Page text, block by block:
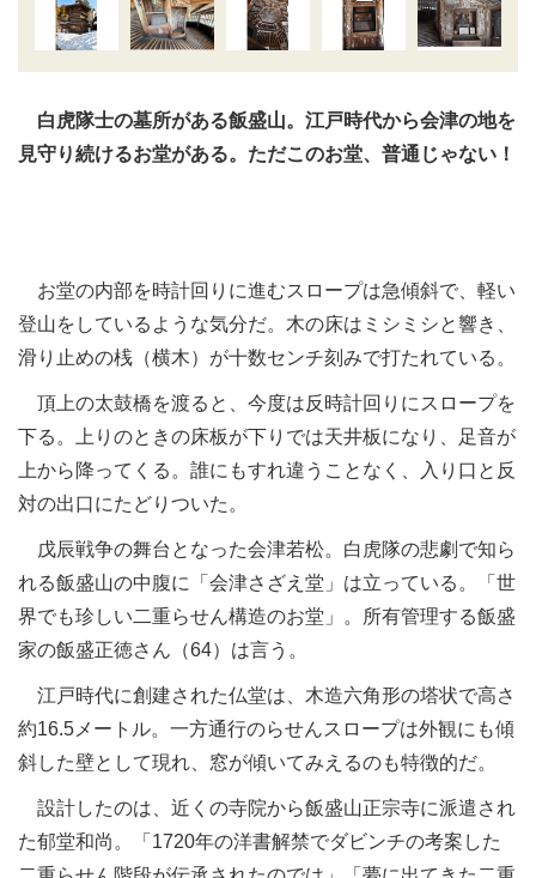
白虎隊士の墓所がある飯盛山。江戸時代から会津の地を
見守り続けるお堂がある。ただこのお堂、普通じゃない！
お堂の内部を時計回りに進むスロープは急傾斜で、軽い
登山をしているような気分だ。木の床はミシミシと響き、
滑り止めの桟（横木）が十数センチ刻みで打たれている。
頂上の太鼓橋を渡ると、今度は反時計回りにスロープを
下る。上りのときの床板が下りでは天井板になり、足音が
上から降ってくる。誰にもすれ違うことなく、入り口と反
対の出口にたどりついた。
戊辰戦争の舞台となった会津若松。白虎隊の悲劇で知ら
れる飯盛山の中腹に「会津さざえ堂」は立っている。「世
界でも珍しい二重らせん構造のお堂」。所有管理する飯盛
家の飯盛正徳さん（64）は言う。
江戸時代に創建された仏堂は、木造六角形の塔状で高さ
約16.5メートル。一方通行のらせんスロープは外観にも傾
斜した壁として現れ、窓が傾いてみえるのも特徴的だ。
設計したのは、近くの寺院から飯盛山正宗寺に派遣され
た郁堂和尚。「1720年の洋書解禁でダビンチの考案した